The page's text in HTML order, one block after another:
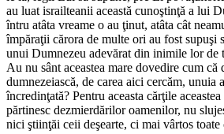
au luat israilteanii această cunoştinţă a lui
întru atâta vreame o au ţinut, atâta cât
împăraţii cărora de multe ori au fost supuşi
unui Dumnezeu adevărat din inimile lor de
Au nu sânt aceastea mare dovedire cum că
dumnezeiască, de carea aici cercăm, unuia
încredinţată? Pentru aceasta cărţile
părtinesc dezmierdărilor oamenilor, nu
nici ştiinţăi ceii deşearte, ci mai vârtos toate